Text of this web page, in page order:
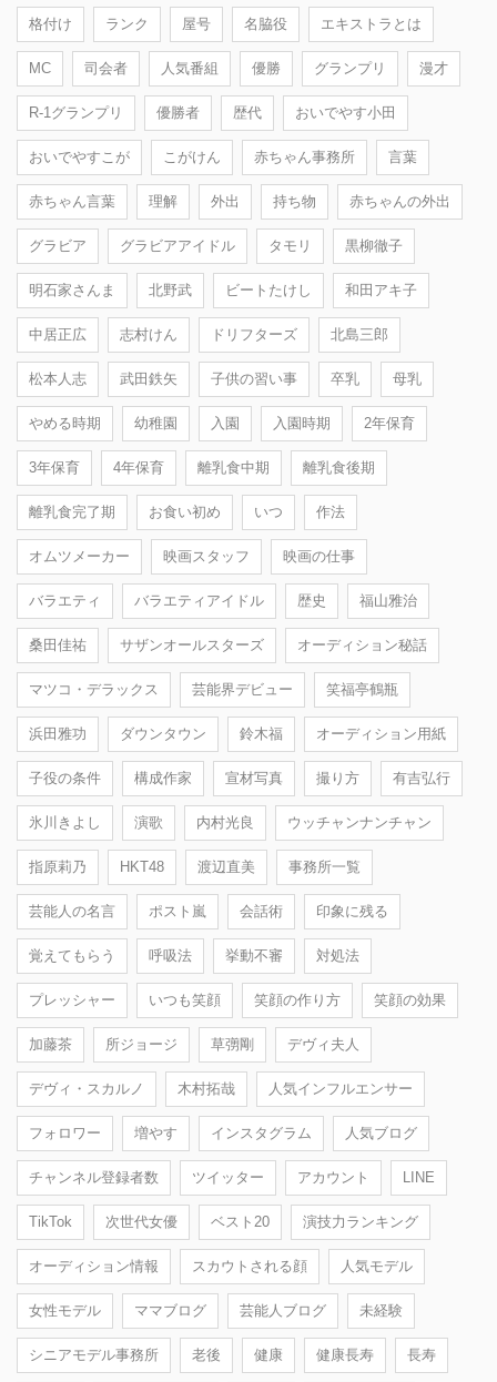
格付け ランク 屋号 名脇役 エキストラとは
MC 司会者 人気番組 優勝 グランプリ 漫才
R-1グランプリ 優勝者 歴代 おいでやす小田
おいでやすこが こがけん 赤ちゃん事務所 言葉
赤ちゃん言葉 理解 外出 持ち物 赤ちゃんの外出
グラビア グラビアアイドル タモリ 黒柳徹子
明石家さんま 北野武 ビートたけし 和田アキ子
中居正広 志村けん ドリフターズ 北島三郎
松本人志 武田鉄矢 子供の習い事 卒乳 母乳
やめる時期 幼稚園 入園 入園時期 2年保育
3年保育 4年保育 離乳食中期 離乳食後期
離乳食完了期 お食い初め いつ 作法
オムツメーカー 映画スタッフ 映画の仕事
バラエティ バラエティアイドル 歴史 福山雅治
桑田佳祐 サザンオールスターズ オーディション秘話
マツコ・デラックス 芸能界デビュー 笑福亭鶴瓶
浜田雅功 ダウンタウン 鈴木福 オーディション用紙
子役の条件 構成作家 宣材写真 撮り方 有吉弘行
氷川きよし 演歌 内村光良 ウッチャンナンチャン
指原莉乃 HKT48 渡辺直美 事務所一覧
芸能人の名言 ポスト嵐 会話術 印象に残る
覚えてもらう 呼吸法 挙動不審 対処法
プレッシャー いつも笑顔 笑顔の作り方 笑顔の効果
加藤茶 所ジョージ 草彅剛 デヴィ夫人
デヴィ・スカルノ 木村拓哉 人気インフルエンサー
フォロワー 増やす インスタグラム 人気ブログ
チャンネル登録者数 ツイッター アカウント LINE
TikTok 次世代女優 ベスト20 演技力ランキング
オーディション情報 スカウトされる顔 人気モデル
女性モデル ママブログ 芸能人ブログ 未経験
シニアモデル事務所 老後 健康 健康長寿 長寿